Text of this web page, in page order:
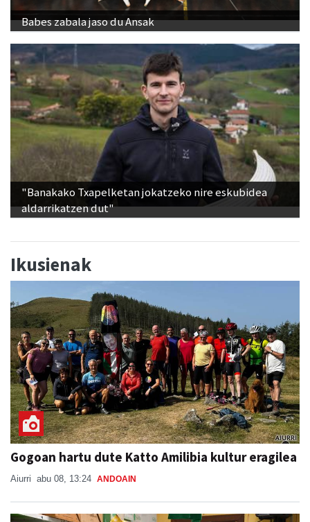
Babes zabala jaso du Ansak
"Banakako Txapelketan jokatzeko nire eskubidea
aldarrikatzen dut"
Ikusienak
Gogoan hartu dute Katto Amilibia kultur eragilea
Aiurri abu 08, 13:24 ANDOAIN